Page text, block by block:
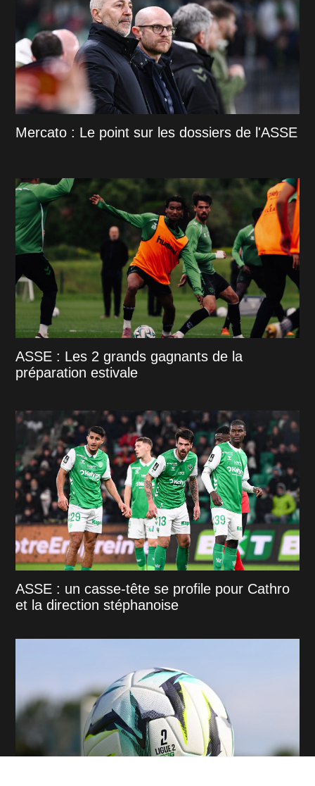
Mercato : Le point sur les dossiers de l'ASSE
ASSE : Les 2 grands gagnants de la
préparation estivale
ASSE : un casse-tête se profile pour Cathro
et la direction stéphanoise